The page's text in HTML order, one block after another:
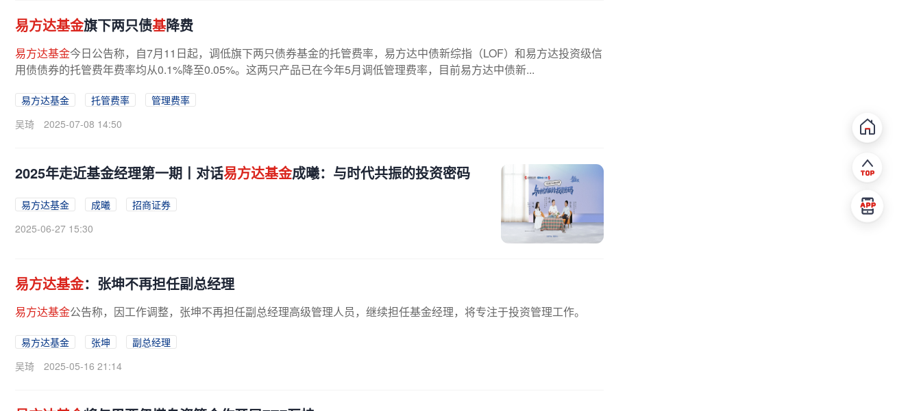
易方达基金旗下两只债基降费
易方达基金今日公告称，自7月11日起，调低旗下两只债券基金的托管费率，易方达中债新综指（LOF）和易方达投资级信
用债债券的托管费年费率均从0.1%降至0.05%。这两只产品已在今年5月调低管理费率，目前易方达中债新...
易方达基金 托管费率
管理费率
吴琦
2025-07-08 14:50
2025年走近基金经理第一期丨对话易方达基金成曦：与时代共振的投资密码
易方达基金 成曦
招商证券
2025-06-27 15:30
易方达基金：张坤不再担任副总经理
易方达基金公告称，因工作调整，张坤不再担任副总经理高级管理人员，继续担任基金经理，将专注于投资管理工作。
易方达基金 张坤
副总经理
吴琦
2025-05-16 21:14